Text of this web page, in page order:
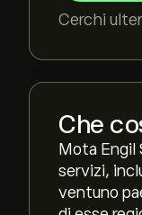
Cerchi
Che
Mota Engil
servizi,
ventuno